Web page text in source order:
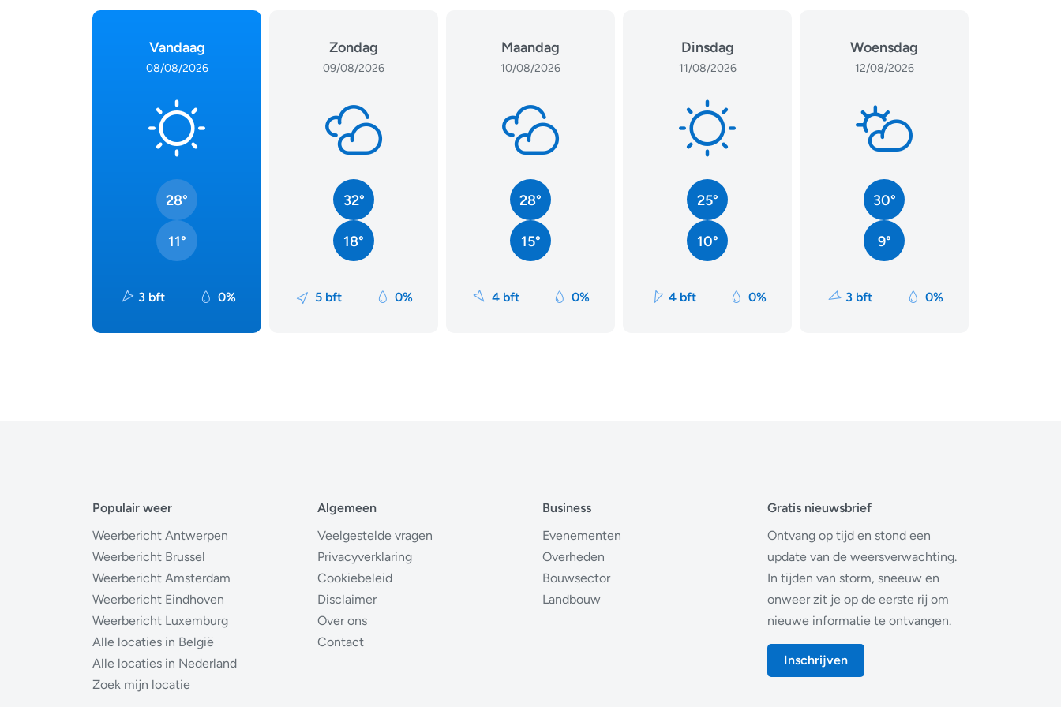
Vandaag
08/08/2026
28°
11°
3 bft 0%
Zondag
09/08/2026
32°
18°
5 bft 0%
Maandag
10/08/2026
28°
15°
4 bft 0%
Dinsdag
11/08/2026
25°
10°
4 bft 0%
Woensdag
12/08/2026
30°
9°
3 bft 0%
Populair weer
Weerbericht Antwerpen
Weerbericht Brussel
Weerbericht Amsterdam
Weerbericht Eindhoven
Weerbericht Luxemburg
Alle locaties in België
Alle locaties in Nederland
Zoek mijn locatie
Algemeen
Veelgestelde vragen
Privacyverklaring
Cookiebeleid
Disclaimer
Over ons
Contact
Business
Evenementen
Overheden
Bouwsector
Landbouw
Gratis nieuwsbrief
Ontvang op tijd en stond een
update van de weersverwachting.
In tijden van storm, sneeuw en
onweer zit je op de eerste rij om
nieuwe informatie te ontvangen.
Inschrijven